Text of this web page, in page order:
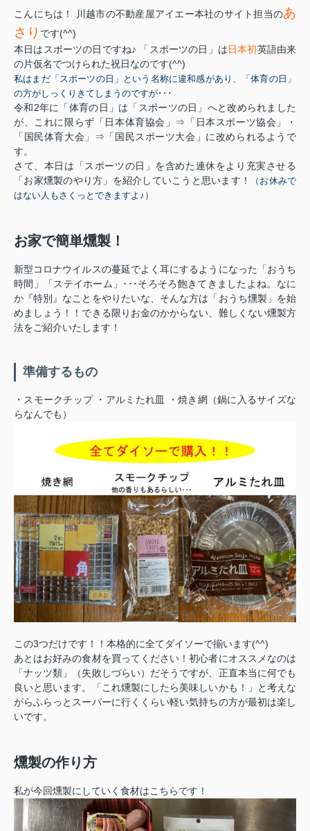
こんにちは！ 川越市の不動産屋アイエー本社のサイト担当のあ
さり です(^^)
本日はスポーツの日ですね♪ 「スポーツの日」は日本初英語由来
の片仮名でつけられた祝日なのです(^^)
私はまだ「スポーツの日」という名称に違和感があり、「体育の日」
の方がしっくりきてしまうのですが･･･
令和2年に「体育の日」は「スポーツの日」へと改められました
が、これに限らず「日本体育協会」⇒「日本スポーツ協会」・
「国民体育大会」⇒「国民スポーツ大会」に改められるようで
す。
さて、本日は「スポーツの日」を含めた連休をより充実させる
「お家燻製のやり方」を紹介していこうと思います！
（お休みで
はない人もさくっとできますよ♪）
お家で簡単燻製！
新型コロナウイルスの蔓延でよく耳にするようになった「おうち
時間」「ステイホーム」･･･そろそろ飽きてきましたよね。なに
か『特別』なことをやりたいな、そんな方は「おうち燻製」を始
めましょう！！できる限りお金のかからない、難しくない燻製方
法をご紹介いたします！
準備するもの
・スモークチップ ・アルミたれ皿 ・焼き網（鍋に入るサイズな
らなんでも）
この3つだけです！！本格的に全てダイソーで揃います(^^)
あとはお好みの食材を買ってください！初心者にオススメなのは
「ナッツ類」（失敗しづらい）だそうですが、正直本当に何でも
良いと思います。「これ燻製にしたら美味しいかも！」と考えな
がらふらっとスーパーに行くくらい軽い気持ちの方が最初は楽し
いです。
燻製の作り方
私が今回燻製にしていく食材はこちらです！